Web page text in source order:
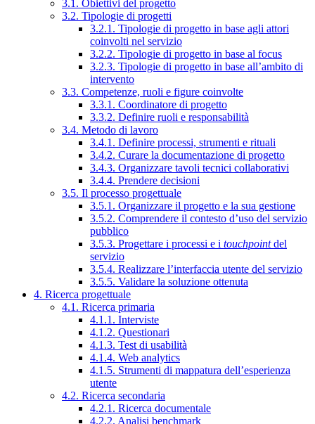
3.1. Obiettivi del progetto
3.2. Tipologie di progetti
3.2.1. Tipologie di progetto in base agli attori
coinvolti nel servizio
3.2.2. Tipologie di progetto in base al focus
3.2.3. Tipologie di progetto in base all’ambito di
intervento
3.3. Competenze, ruoli e figure coinvolte
3.3.1. Coordinatore di progetto
3.3.2. Definire ruoli e responsabilità
3.4. Metodo di lavoro
3.4.1. Definire processi, strumenti e rituali
3.4.2. Curare la documentazione di progetto
3.4.3. Organizzare tavoli tecnici collaborativi
3.4.4. Prendere decisioni
3.5. Il processo progettuale
3.5.1. Organizzare il progetto e la sua gestione
3.5.2. Comprendere il contesto d’uso del servizio
pubblico
3.5.3. Progettare i processi e i touchpointdel
servizio
3.5.4. Realizzare l’interfaccia utente del servizio
3.5.5. Validare la soluzione ottenuta
4. Ricerca progettuale
4.1. Ricerca primaria
4.1.1. Interviste
4.1.2. Questionari
4.1.3. Test di usabilità
4.1.4. Web analytics
4.1.5. Strumenti di mappatura dell’esperienza
utente
4.2. Ricerca secondaria
4.2.1. Ricerca documentale
4.2.2. Analisi benchmark